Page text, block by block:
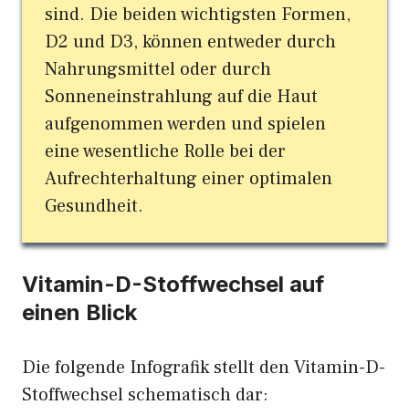
sind. Die beiden wichtigsten Formen,
D2 und D3, können entweder durch
Nahrungsmittel oder durch
Sonneneinstrahlung auf die Haut
aufgenommen werden und spielen
eine wesentliche Rolle bei der
Aufrechterhaltung einer optimalen
Gesundheit.
Vitamin-D-Stoffwechsel auf
einen Blick
Die folgende Infografik stellt den Vitamin-D-
Stoffwechsel schematisch dar: